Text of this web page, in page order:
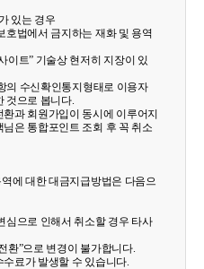
있는 경우
호법에서 금지하는 재화 및 용역
이트” 기술상 현저히 지장이 있
의 수신확인통지형태로 이용자
것으로 봅니다.
과 회원가입이 동시에 이루어지
은 통합포인트 조회 후 꼭 취소
에 대한 대금지급방법은 다음으
으로 인해서 취소할 경우 타사
환”으로 변경이 불가합니다.
료가 발생할 수 있습니다.